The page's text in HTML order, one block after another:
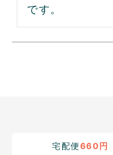
です。
宅配便660円